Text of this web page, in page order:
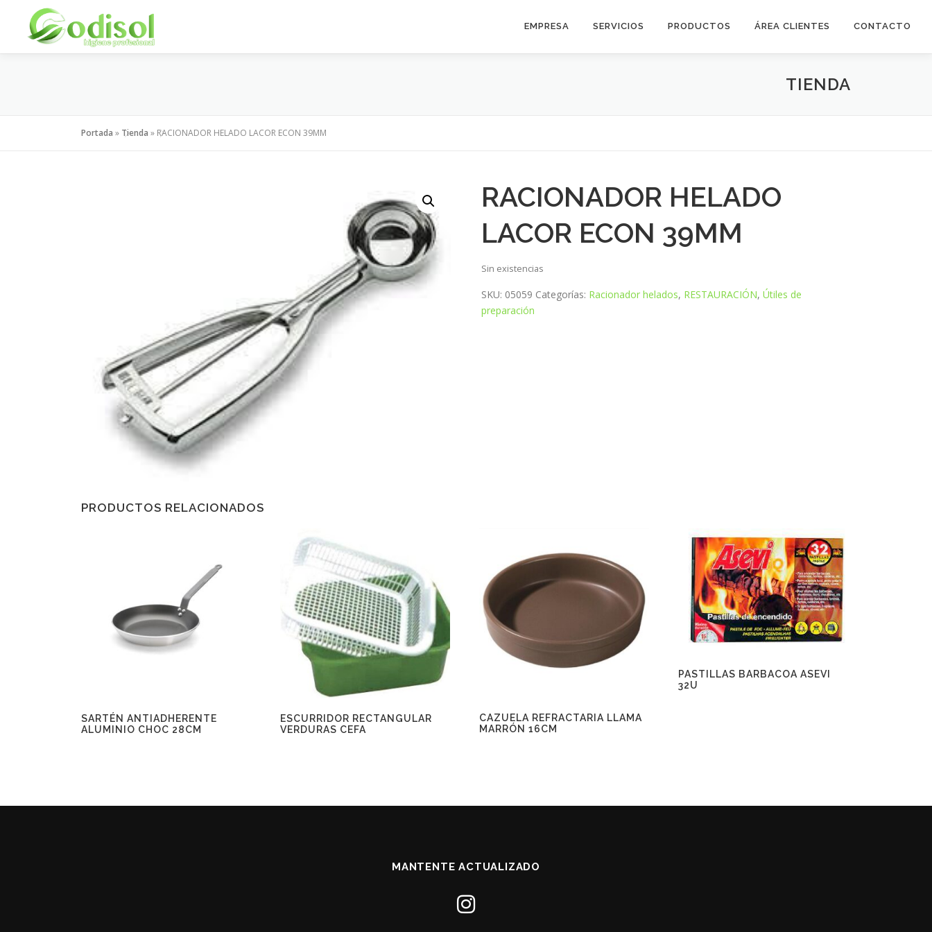
contenido
EMPRESA SERVICIOS PRODUCTOS ÁREA CLIENTES CONTACTO
TIENDA
Portada » Tienda » RACIONADOR HELADO LACOR ECON 39MM
RACIONADOR HELADO
LACOR ECON 39MM
Sin existencias
SKU: 05059 Categorías: Racionador helados, RESTAURACIÓN,Útiles de
preparación
PRODUCTOS RELACIONADOS
SARTÉN ANTIADHERENTE
ALUMINIO CHOC 28CM
ESCURRIDOR RECTANGULAR
VERDURAS CEFA
CAZUELA REFRACTARIA LLAMA
MARRÓN 16CM
PASTILLAS BARBACOA ASEVI
32U
MANTENTE ACTUALIZADO